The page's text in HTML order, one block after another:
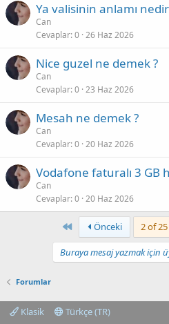
Ya valisinin anlamı
Can
Cevaplar 0 26 Haz 2026
Nice guzel ne demek ?
Can
Cevaplar 0 23 Haz 2026
Mesah ne demek ?
Can
Cevaplar 0 20 Haz 2026
Vodafone faturalı 3 GB
Can
Cevaplar 0 20 Haz 2026
First Önceki 2 of 25
Buraya mesaj yazmak için
Forumlar
Klasik
Türkçe (TR)